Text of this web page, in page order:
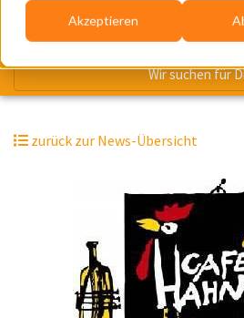
Akzeptieren
zurück zur News-Übersicht
Wir suchen für